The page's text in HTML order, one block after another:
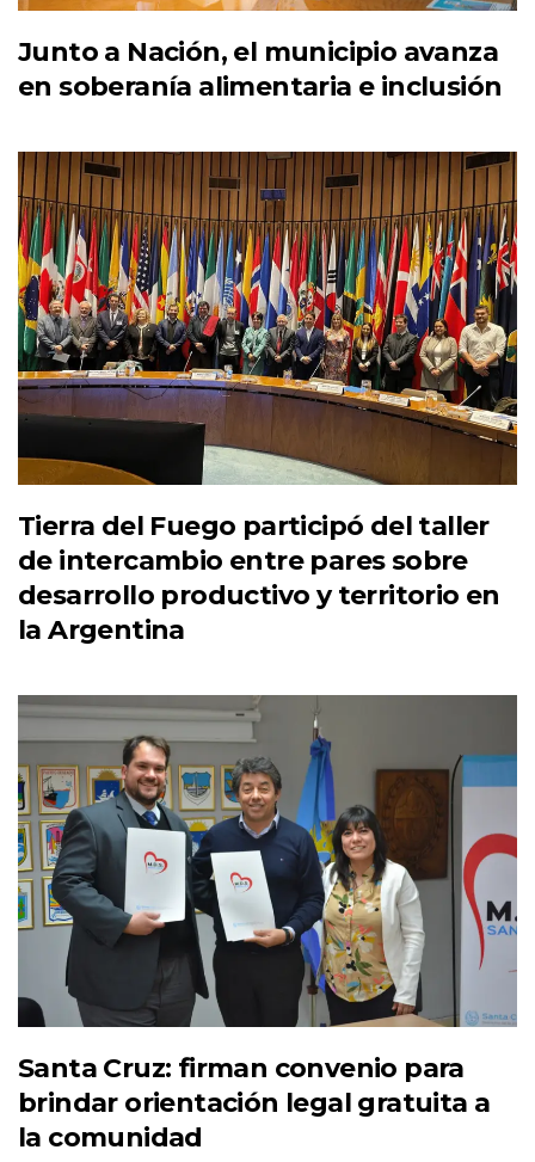
Junto a Nación, el municipio avanza
en soberanía alimentaria e inclusión
Tierra del Fuego participó del taller
de intercambio entre pares sobre
desarrollo productivo y territorio en
la Argentina
Santa Cruz: firman convenio para
brindar orientación legal gratuita a
la comunidad